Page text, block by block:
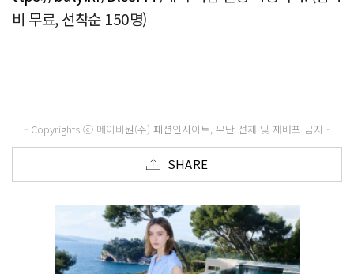
비 무료, 선착순 150명)
- Copyrights ⓒ 메이비원(주) 패션인사이트, 무단 전재 및 재배포 금지 -
SHARE